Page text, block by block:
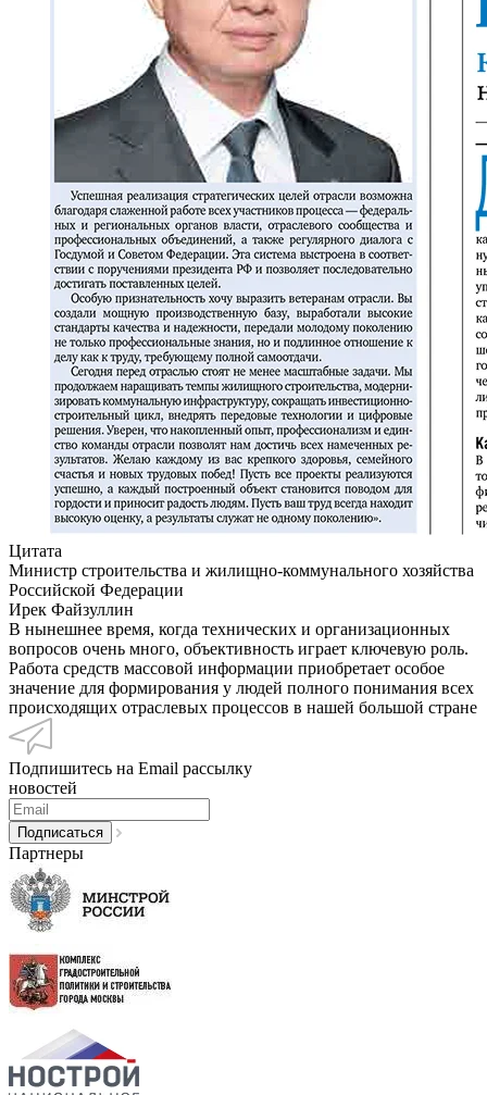
Цитата
Министр строительства и жилищно-коммунального хозяйства
Российской Федерации
Ирек Файзуллин
В нынешнее время, когда технических и организационных
вопросов очень много, объективность играет ключевую роль.
Работа средств массовой информации приобретает особое
значение для формирования у людей полного понимания всех
происходящих отраслевых процессов в нашей большой стране
Подпишитесь на Email рассылку
новостей
Партнеры